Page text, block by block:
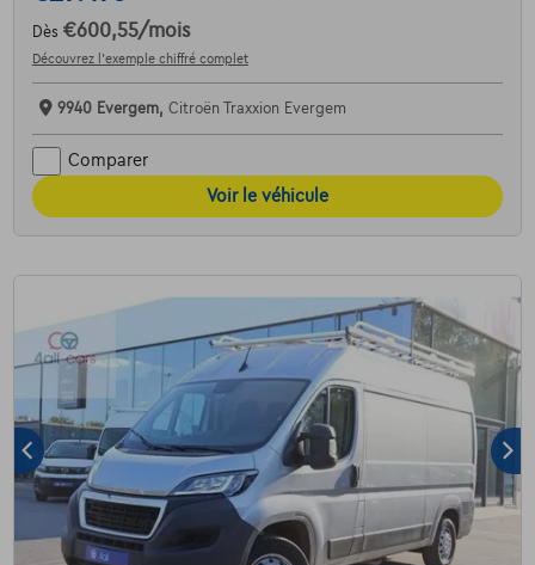
Dès €600,55/mois
Découvrez l’exemple chiffré complet
9940 Evergem, Citroën Traxxion Evergem
Comparer
Voir le véhicule